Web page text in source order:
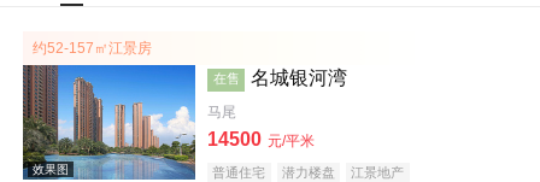
约52-157㎡江景房
在售 名城银河湾
马尾
14500 元/平米
普通住宅 潜力楼盘 江景地产